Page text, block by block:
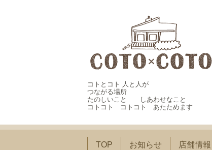
コトとコト 人と人が
つながる場所
たのしいこと しあわせなこと
コトコト コトコト あたためます
TOP お知らせ 店舗情報